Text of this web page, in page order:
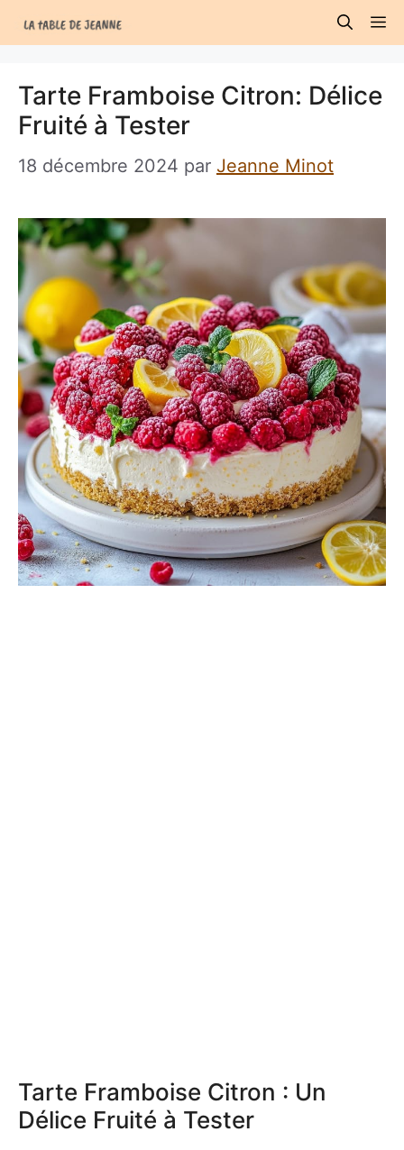
au
Tarte Framboise Citron: Délice
Fruité à Tester
18 décembre 2024 par Jeanne Minot
Tarte Framboise Citron : Un
Délice Fruité à Tester